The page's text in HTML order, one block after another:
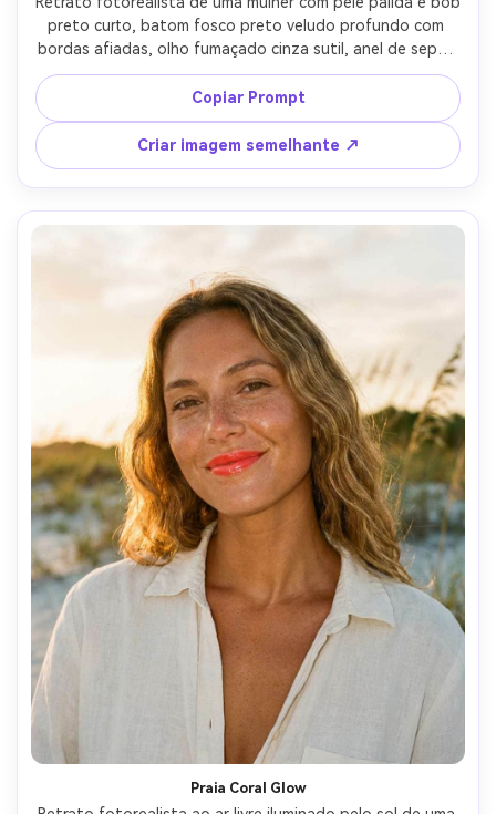
preto curto, batom fosco preto veludo profundo com
bordas afiadas, olho fumaçado cinza sutil, anel de septo
prateado, gola rola preta, iluminação de estúdio discreta
com uma luz de borda fina, tirado em Sony A1 85mm f/1.4,
corte de rosto apertado, textura de lábios ultra-
detalhada, classificação de cores cinematográficas-AR 4:5
Copiar Prompt
Criar imagem semelhante ↗
Praia Coral Glow